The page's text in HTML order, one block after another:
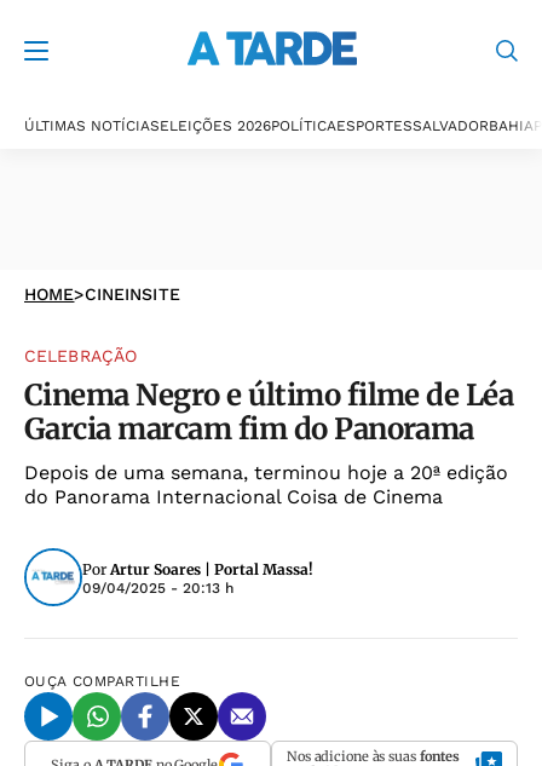
ÚLTIMAS NOTÍCIASELEIÇÕES 2026POLÍTICAESPORTESSALVADORBAHIA
HOME>CINEINSITE
CELEBRAÇÃO
Cinema Negro e último filme de Léa
Garcia marcam fim do Panorama
Depois de uma semana, terminou hoje a 20ª edição
do Panorama Internacional Coisa de Cinema
PorArtur Soares | Portal Massa!
09/04/2025 - 20:13 h
OUÇA COMPARTILHE
Nos adicione às suas fontes